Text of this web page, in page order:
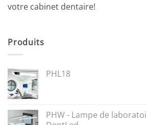
votre cabinet dentaire!
Produits
PHL18
PHW - Lampe de